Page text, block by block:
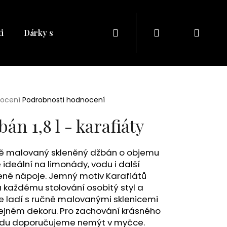
Dárky s naším potiskem Dárkové balíčky
Přihlášení
Podrobnosti hodnocení
1,8 l - karafiáty
malovaný skleněný džbán o objemu
ideální na limonády, vodu i další
nápoje. Jemný motiv Karafiátů
každému stolování osobitý styl a
ladí s ručně malovanými sklenicemi
dekoru. Pro zachování krásného
doporučujeme nemýt v myčce.
Následující